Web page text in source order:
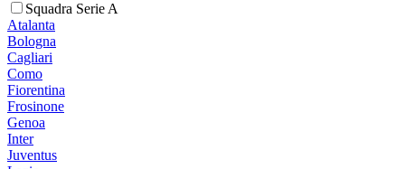
Squadra Serie A
Atalanta
Bologna
Cagliari
Como
Fiorentina
Frosinone
Genoa
Inter
Juventus